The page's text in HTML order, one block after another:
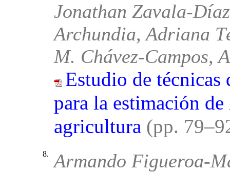
Jonathan Zavala-
Archundia, Adriana
M. Chávez-Campos,
Estudio de técnicas
para la estimación
agricultura (pp.
8.
Armando Figueroa-